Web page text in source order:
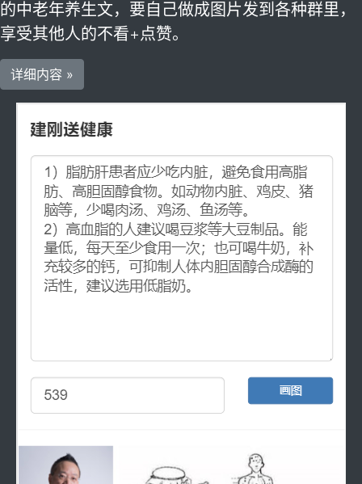
的中老年养生文，要自己做成图片发到各种群里，
享受其他人的不看+点赞。
详细内容 »